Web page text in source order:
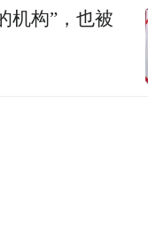
机构”，也被